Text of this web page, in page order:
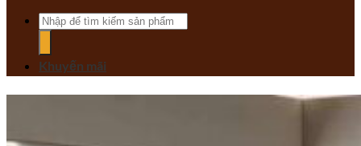
Tìm
kiếm:
Khuyến mãi